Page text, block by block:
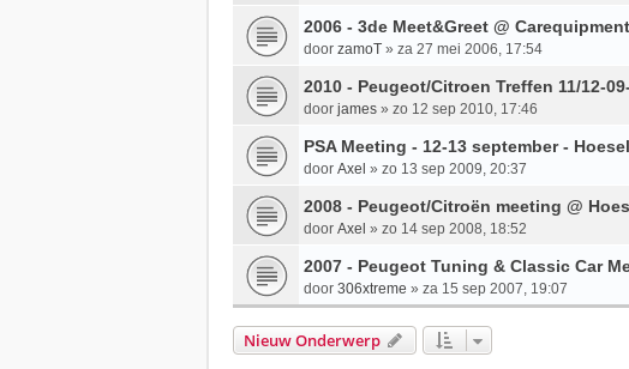
2006 - 3de Meet&Greet @
door zamoT » za 27 mei 2006, 17:54
2010 - Peugeot/Citroen Treffen 11/12-
door james » zo 12 sep 2010, 17:46
PSA Meeting - 12-13 september -
door Axel » zo 13 sep 2009, 20:37
2008 - Peugeot/Citroën meeting @
door Axel » zo 14 sep 2008, 18:52
2007 - Peugeot Tuning & Classic Car
door 306xtreme » za 15 sep 2007, 19:07
Nieuw Onderwerp